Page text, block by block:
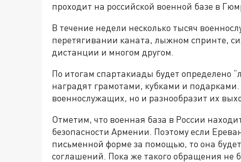
проходит на российской военной базе в
В течение недели несколько тысяч
перетягивании каната, лыжном спринте,
дистанции и многом другом.
По итогам спартакиады будет определено
наградят грамотами, кубками и подарками.
военнослужащих, но и разнообразит их
Отметим, что военная база в России
безопасности Армении. Поэтому если
письменной форме за помощью, то она
соглашений. Пока же такого обращения не